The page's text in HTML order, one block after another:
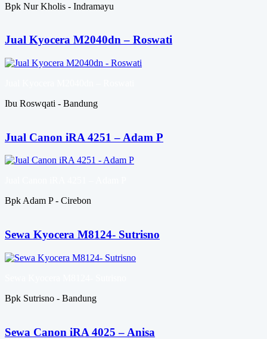
Bpk Nur Kholis - Indramayu
Jual Kyocera M2040dn – Roswati
Ibu Roswqati - Bandung
Jual Canon iRA 4251 – Adam P
Bpk Adam P - Cirebon
Sewa Kyocera M8124- Sutrisno
Bpk Sutrisno - Bandung
Sewa Canon iRA 4025 – Anisa